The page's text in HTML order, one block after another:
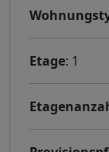
Etage: 1